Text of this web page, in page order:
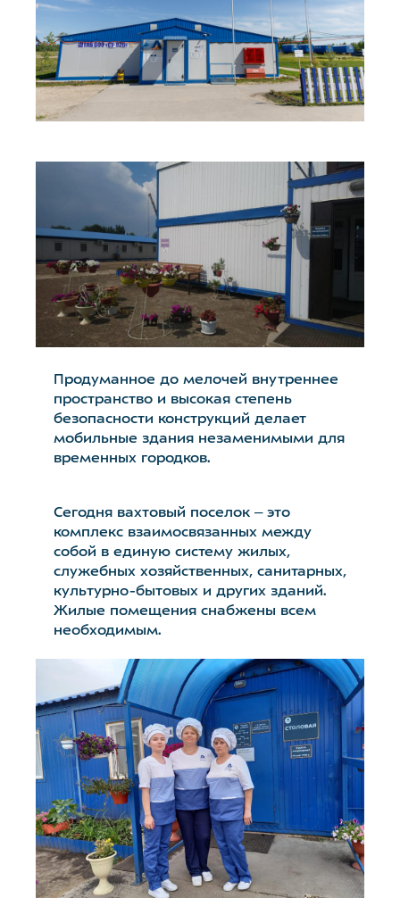
Продуманное до мелочей внутреннее
пространство и высокая степень
безопасности конструкций делает
мобильные здания незаменимыми для
временных городков.
Сегодня вахтовый поселок ‒ это
комплекс взаимосвязанных между
собой в единую систему жилых,
служебных хозяйственных, санитарных,
культурно-бытовых и других зданий.
Жилые помещения снабжены всем
необходимым.